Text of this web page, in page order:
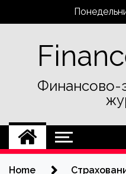
Финансово-
Home